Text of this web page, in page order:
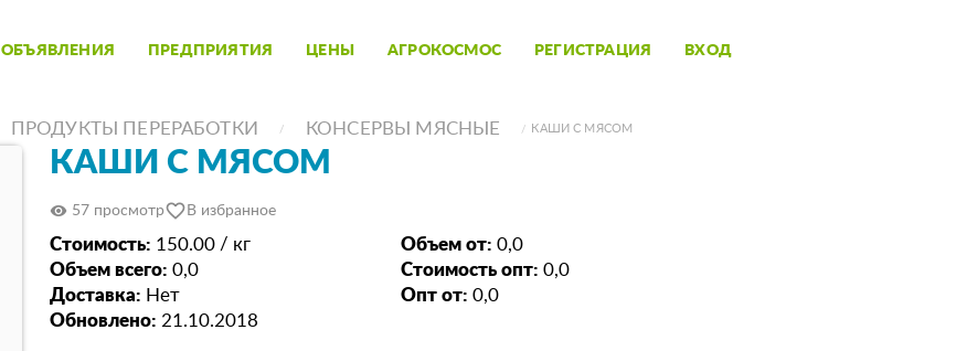
ОБЪЯВЛЕНИЯ ПРЕДПРИЯТИЯ ЦЕНЫ АГРОКОСМОС РЕГИСТРАЦИЯ ВХОД
ПРОДУКТЫ ПЕРЕРАБОТКИ КОНСЕРВЫ МЯСНЫЕ КАШИ С МЯСОМ
КАШИ С МЯСОМ
visibility 57 просмотрfavorite_border В избранное
Стоимость: 150.00 / кг Объем от: 0,0
Объем всего: 0,0 Стоимость опт: 0,0
Доставка: Нет Опт от: 0,0
Обновлено: 21.10.2018